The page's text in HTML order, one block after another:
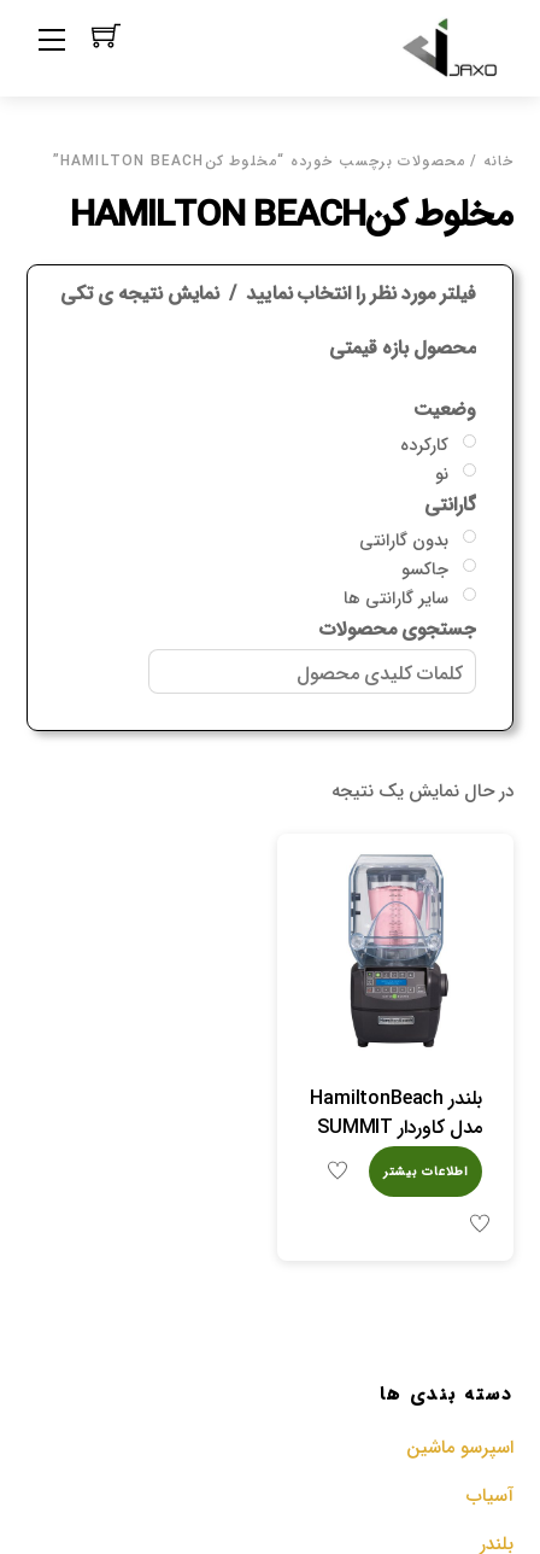
content
خانه / محصولات برچسب خورده “مخلوط کنHAMILTON BEACH”
مخلوط کنHAMILTON BEACH
فیلتر مورد نظر را انتخاب نمایید نمایش نتیجه ی تکی
محصول بازه قیمتی
وضعیت
کارکرده
نو
گارانتی
بدون گارانتی
جاکسو
سایر گارانتی ها
جستجوی محصولات
در حال نمایش یک نتیجه
بلندر HamiltonBeach
مدل کاوردار SUMMIT
اطلاعات بیشتر
دسته بندی ها
اسپرسو‌ ماشین
آسیاب
بلندر